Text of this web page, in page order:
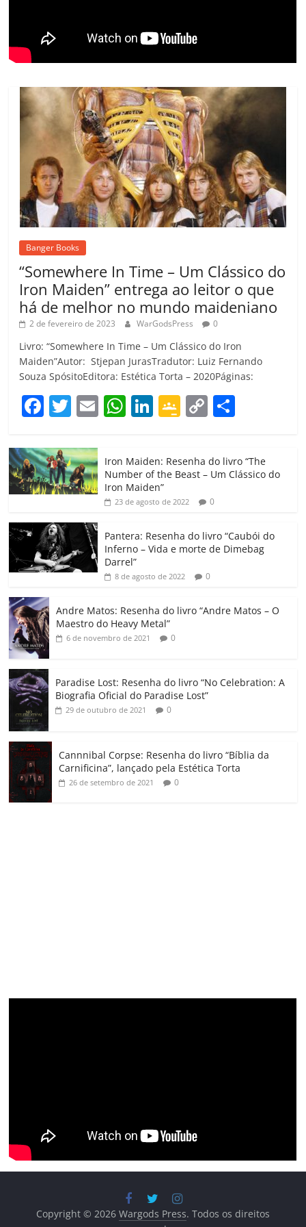
m
Banger Books
“Somewhere In Time – Um Clássico do
Iron Maiden” entrega ao leitor o que
há de melhor no mundo maideniano
2 de fevereiro de 2023 WarGodsPress 0
Livro: “Somewhere In Time – Um Clássico do Iron
Maiden”Autor: Stjepan JurasTradutor: Luiz Fernando
Souza SpósitoEditora: Estética Torta – 2020Páginas:
F
c
e
b
o
o
k
T
itt
er
E W
at
s
A
p
Li
e
dI
G
gl
e
Cl
a
ss
ro
o
C
p
y
Li
k
m
p
h
ar
Iron Maiden: Resenha do livro “The
Number of the Beast – Um Clássico do
Iron Maiden”
23 de agosto de 2022 0
Pantera: Resenha do livro “Caubói do
Inferno – Vida e morte de Dimebag
Darrel”
8 de agosto de 2022 0
Andre Matos: Resenha do livro “Andre Matos – O
Maestro do Heavy Metal”
6 de novembro de 2021 0
Paradise Lost: Resenha do livro “No Celebration: A
Biografia Oficial do Paradise Lost”
29 de outubro de 2021 0
Cannnibal Corpse: Resenha do livro “Bíblia da
Carnificina”, lançado pela Estética Torta
26 de setembro de 2021 0
Copyright © 2026 Wargods Press. Todos os direitos